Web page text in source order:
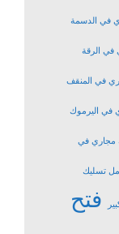
في الدسمة
في الرقة
في المنقف
في اليرموك
مجاري في
تسليك
فتح